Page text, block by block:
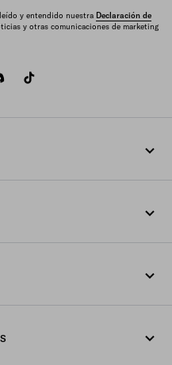
y entendido nuestra Declaración de
y otras comunicaciones de marketing
discord